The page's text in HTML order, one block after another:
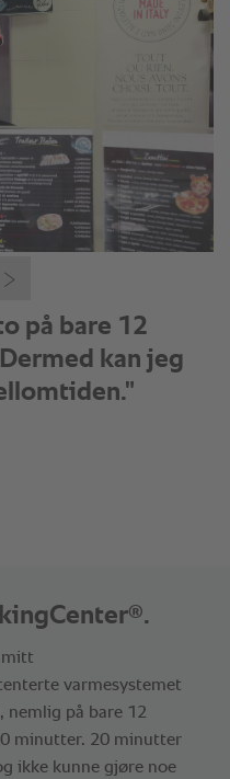
på bare 12
kan jeg
®.
mitt
varmesystemet
nemlig på bare 12
minutter. 20 minutter
ikke kunne gjøre noe